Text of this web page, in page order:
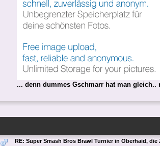
... denn dummes Gschmarr hat man gleich..
RE: Super Smash Bros Brawl Turnier in Oberhaid, die